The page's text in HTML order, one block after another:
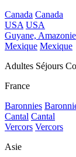
Canada Canada
USA USA
Guyane, Amazonie
Mexique Mexique
Adultes Séjours
France
Baronnies
Cantal Cantal
Vercors Vercors
Asie